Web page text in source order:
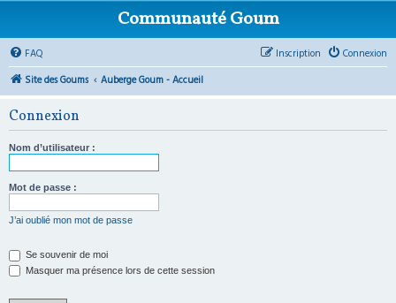
Communauté Goum
FAQ Connexion
Inscription
Site des Goums
Auberge Goum - Accueil
Connexion
Nom d’utilisateur :
Mot de passe :
J’ai oublié mon mot de passe
Se souvenir de moi
Masquer ma présence lors de cette session